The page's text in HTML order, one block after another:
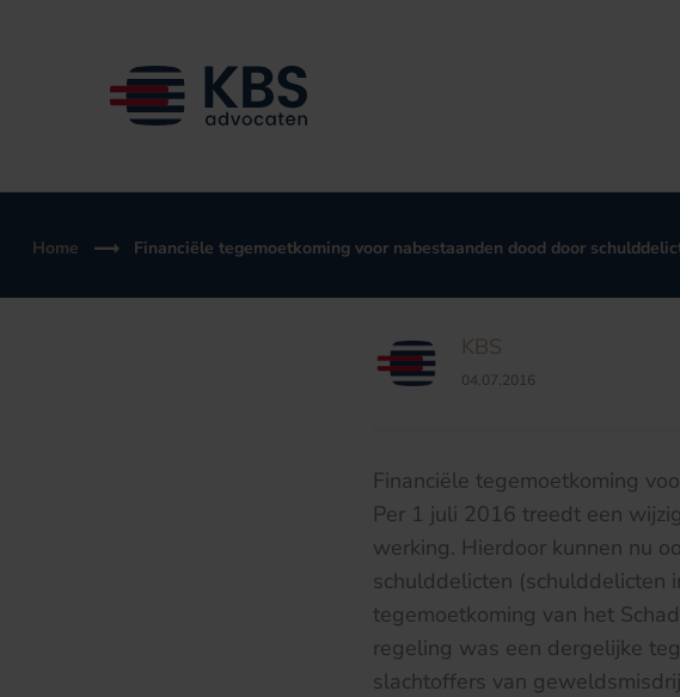
Home Financiële tegemoetkoming voor nabestaanden dood door
KBS
04.07.2016
Financiële tegemoetkoming
Per 1 juli 2016 treedt een
werking. Hierdoor kunnen nu
schulddelicten (schulddelicten
tegemoetkoming van het
regeling was een dergelijke
slachtoffers van